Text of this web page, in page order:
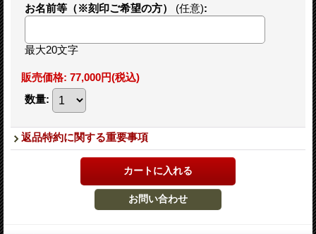
お名前等（※刻印ご希望の方） (任意):
最大20文字
販売価格: 77,000円(税込)
数量:
返品特約に関する重要事項